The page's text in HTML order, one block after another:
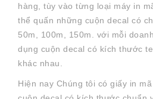
hàng, tùy vào từng loại máy in
thể quấn những cuộn decal có
50m, 100m, 150m. với mỗi
dụng cuộn decal có kích thước
khác nhau.
Hiện nay Chúng tôi có giấy in